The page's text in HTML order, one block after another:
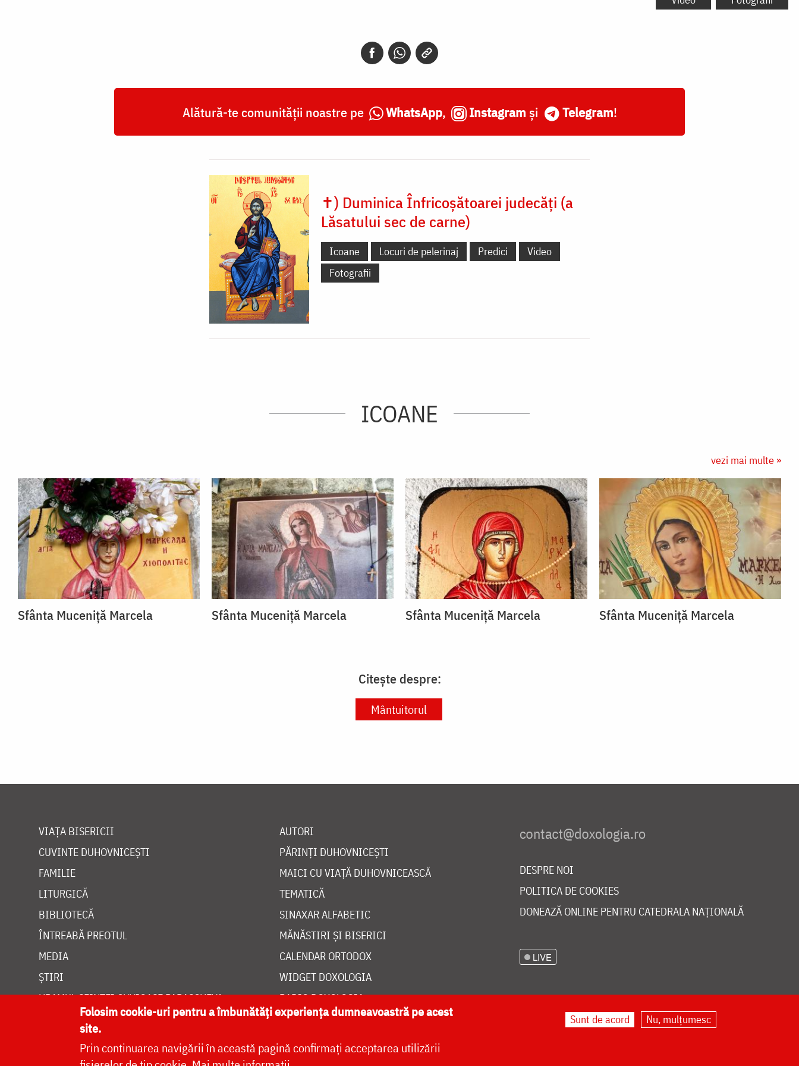
Alătură-te comunității noastre pe WhatsApp, Instagram și Telegram!
✝) Duminica Înfricoșătoarei judecăți (a
Lăsatului sec de carne)
Icoane Locuri de pelerinaj Predici
Video
Fotografii
ICOANE
vezi mai multe »
Sfânta Muceniță Marcela Sfânta Muceniță Marcela Sfânta Muceniță Marcela Sfânta Muceniță Marcela
Citește despre:
Mântuitorul
VIAȚA BISERICII
CUVINTE DUHOVNICEȘTI
FAMILIE
LITURGICĂ
BIBLIOTECĂ
ÎNTREABĂ PREOTUL
MEDIA
ȘTIRI
HRAMUL SFINTEI CUVIOASE PARASCHEVA
AUTORI
PĂRINȚI DUHOVNICEȘTI
MAICI CU VIAȚĂ DUHOVNICEASCĂ
TEMATICĂ
SINAXAR ALFABETIC
MĂNĂSTIRI ȘI BISERICI
CALENDAR ORTODOX
WIDGET DOXOLOGIA
RADIO DOXOLOGIA
DESPRE NOI
POLITICA DE COOKIES
DONEAZĂ ONLINE PENTRU CATEDRALA NAȚIONALĂ
LIVE
Folosim cookie-uri pentru a îmbunătăți experiența dumneavoastră pe acest
site.
Prin continuarea navigării în această pagină confirmați acceptarea utilizării
Sunt de acord Nu, mulțumesc